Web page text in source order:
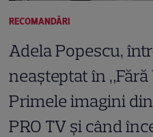
RECOMANDĂRI
Adela Popescu,
neașteptat în „Fără
Primele imagini
PRO TV și când